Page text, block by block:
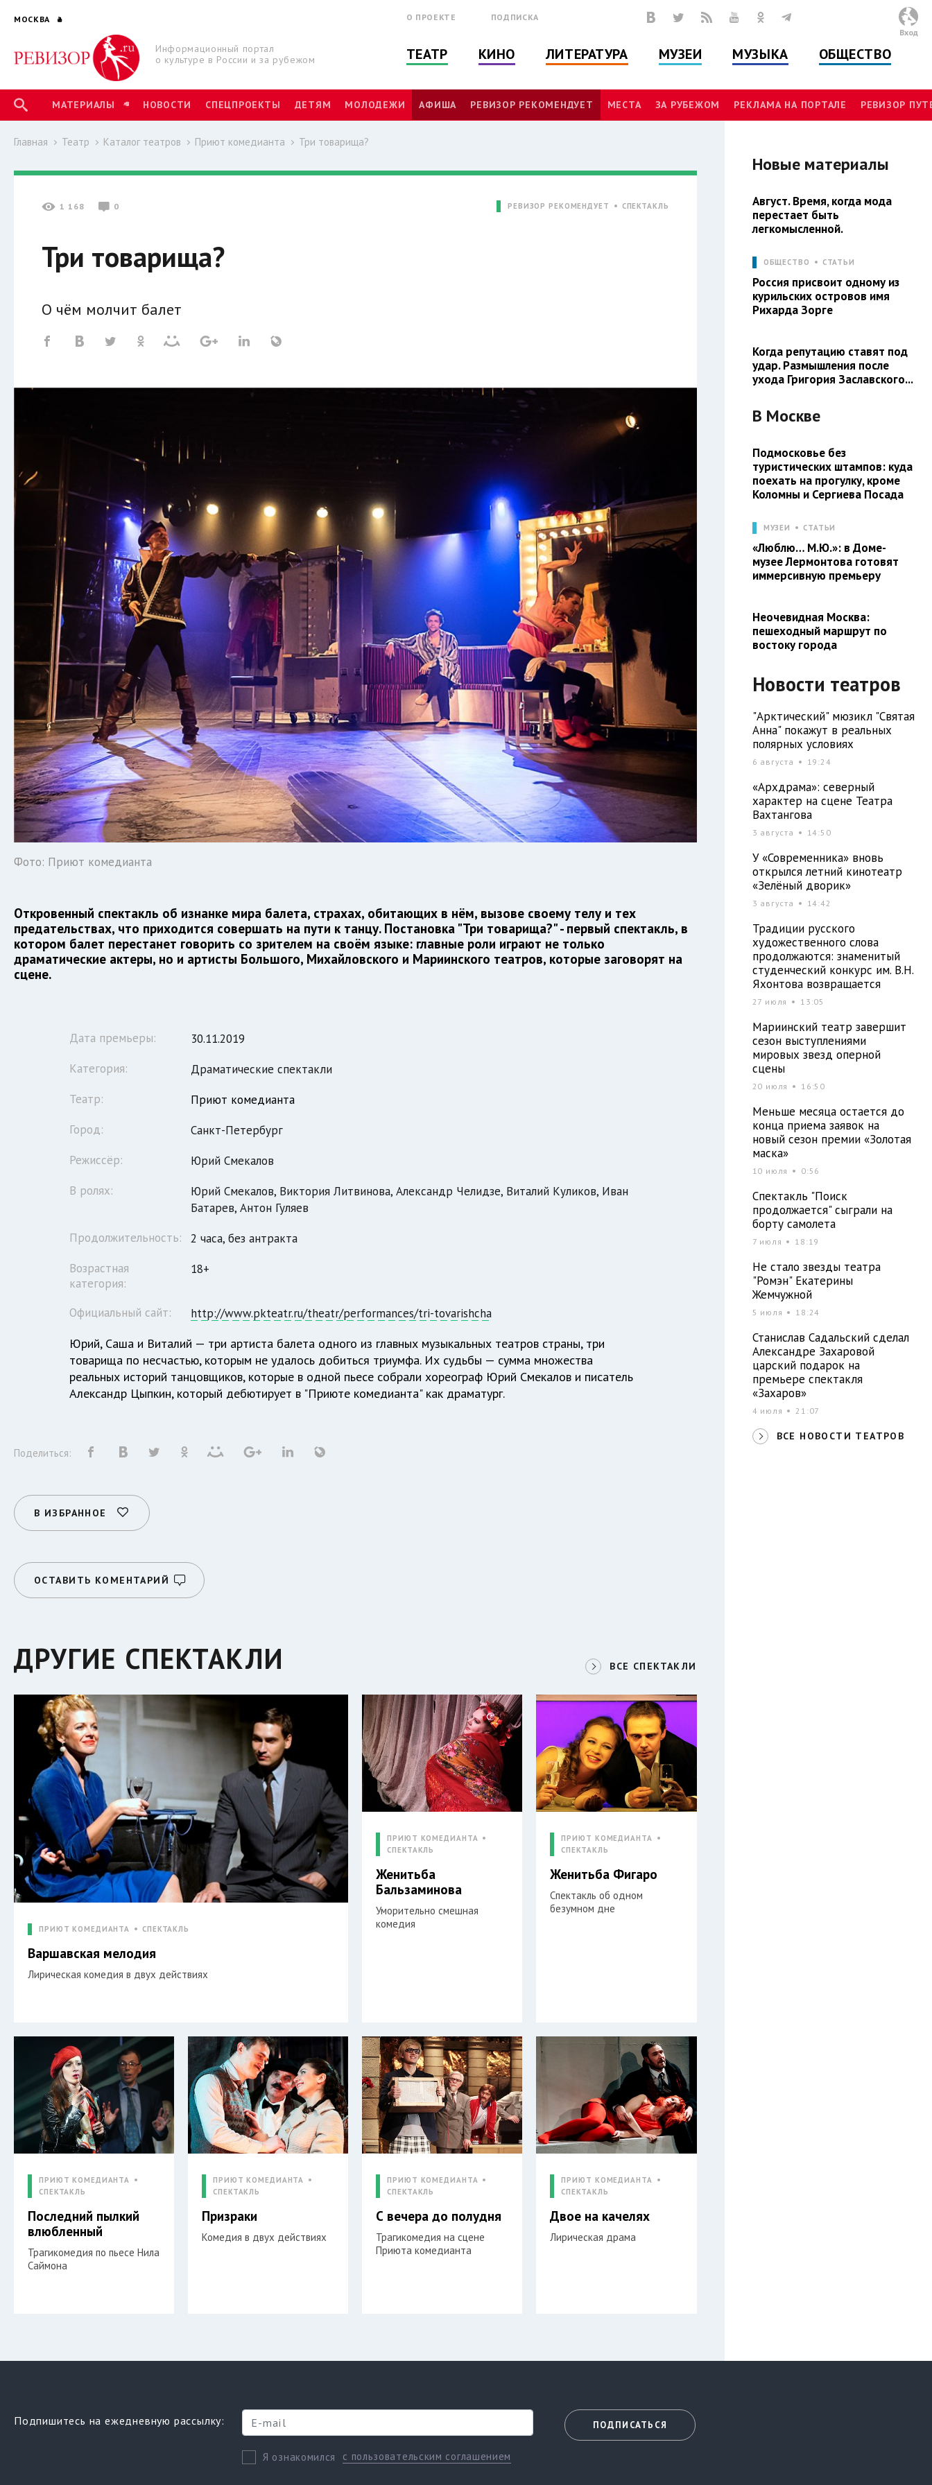
МОСКВА
Информационный портал
о культуре в России и за рубежом
О ПРОЕКТЕ ПОДПИСКА
ТЕАТР КИНО ЛИТЕРАТУРА МУЗЕИ МУЗЫКА ОБЩЕСТВО
Вход
МАТЕРИАЛЫ НОВОСТИ СПЕЦПРОЕКТЫ ДЕТЯМ МОЛОДЕЖИ АФИША РЕВИЗОР РЕКОМЕНДУЕТ МЕСТА ЗА РУБЕЖОМ РЕКЛАМА НА ПОРТАЛЕ РЕВИЗОР
Главная Театр Каталог театров Приют комедианта Три товарища?
1 168 0 РЕВИЗОР РЕКОМЕНДУЕТ СПЕКТАКЛЬ
Три товарища?
О чём молчит балет
Фото: Приют комедианта
Откровенный спектакль об изнанке мира балета, страхах, обитающих в нём, вызове своему телу и тех
предательствах, что приходится совершать на пути к танцу. Постановка "Три товарища?" - первый спектакль, в
котором балет перестанет говорить со зрителем на своём языке: главные роли играют не только
драматические актеры, но и артисты Большого, Михайловского и Мариинского театров, которые заговорят на
сцене.
Дата премьеры:
30.11.2019
Категория:
Драматические спектакли
Театр:
Приют комедианта
Город:
Санкт-Петербург
Режиссёр:
Юрий Смекалов
В ролях:
Юрий Смекалов, Виктория Литвинова, Александр Челидзе, Виталий Куликов, Иван
Батарев, Антон Гуляев
Продолжительность:
2 часа, без антракта
Возрастная
категория:
18+
Официальный сайт: http://www.pkteatr.ru/theatr/performances/tri-tovarishcha
Юрий, Саша и Виталий — три артиста балета одного из главных музыкальных театров страны, три
товарища по несчастью, которым не удалось добиться триумфа. Их судьбы — сумма множества
реальных историй танцовщиков, которые в одной пьесе собрали хореограф Юрий Смекалов и писатель
Александр Цыпкин, который дебютирует в "Приюте комедианта" как драматург.
Поделиться:
В ИЗБРАННОЕ
ОСТАВИТЬ КОМЕНТАРИЙ
ДРУГИЕ СПЕКТАКЛИ ВСЕ СПЕКТАКЛИ
ПРИЮТ КОМЕДИАНТА СПЕКТАКЛЬ
Варшавская мелодия
Лирическая комедия в двух действиях
ПРИЮТ КОМЕДИАНТА
СПЕКТАКЛЬ
Женитьба
Бальзаминова
Уморительно смешная
комедия
ПРИЮТ КОМЕДИАНТА
СПЕКТАКЛЬ
Женитьба Фигаро
Спектакль об одном
безумном дне
ПРИЮТ КОМЕДИАНТА
СПЕКТАКЛЬ
Последний пылкий
влюбленный
Трагикомедия по пьесе Нила
Саймона
ПРИЮТ КОМЕДИАНТА
СПЕКТАКЛЬ
Призраки
Комедия в двух действиях
ПРИЮТ КОМЕДИАНТА
СПЕКТАКЛЬ
С вечера до полудня
Трагикомедия на сцене
Приюта комедианта
ПРИЮТ КОМЕДИАНТА
СПЕКТАКЛЬ
Двое на качелях
Лирическая драма
Новые материалы
Август. Время, когда мода
перестает быть
легкомысленной.
ОБЩЕСТВО СТАТЬИ
Россия присвоит одному из
курильских островов имя
Рихарда Зорге
Когда репутацию ставят под
удар. Размышления после
ухода Григория Заславского...
В Москве
Подмосковье без
туристических штампов: куда
поехать на прогулку, кроме
Коломны и Сергиева Посада
МУЗЕИ СТАТЬИ
«Люблю… М.Ю.»: в Доме-
музее Лермонтова готовят
иммерсивную премьеру
Неочевидная Москва:
пешеходный маршрут по
востоку города
Новости театров
"Арктический" мюзикл "Святая
Анна" покажут в реальных
полярных условиях
6 августа 19:24
«Архдрама»: северный
характер на сцене Театра
Вахтангова
3 августа 14:50
У «Современника» вновь
открылся летний кинотеатр
«Зелёный дворик»
3 августа 14:42
Традиции русского
художественного слова
продолжаются: знаменитый
студенческий конкурс им. В.Н.
Яхонтова возвращается
27 июля 13:05
Мариинский театр завершит
сезон выступлениями
мировых звезд оперной
сцены
20 июля 16:50
Меньше месяца остается до
конца приема заявок на
новый сезон премии «Золотая
маска»
10 июля 0:56
Спектакль "Поиск
продолжается" сыграли на
борту самолета
7 июля 18:19
Не стало звезды театра
"Ромэн" Екатерины
Жемчужной
5 июля 18:24
Станислав Садальский сделал
Александре Захаровой
царский подарок на
премьере спектакля
«Захаров»
4 июля 21:07
ВСЕ НОВОСТИ ТЕАТРОВ
Подпишитесь на ежедневную рассылку:
Я ознакомился с пользовательским соглашением
ПОДПИСАТЬСЯ